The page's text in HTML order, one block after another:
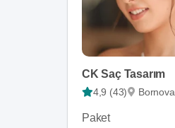
CK Saç Tasarım
4,9 (43) Bornova
Paket